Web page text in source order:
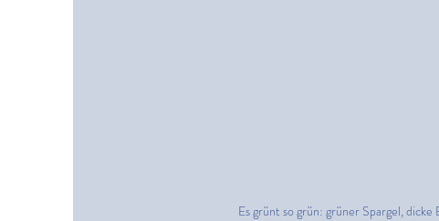
Es grünt so grün: grüner Spargel,